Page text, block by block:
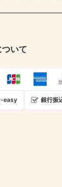
いて
easy 銀行振